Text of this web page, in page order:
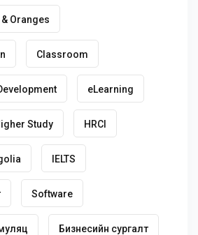
Oranges
Classroom
eLearning
Study HRCI
IELTS
Software
Бизнесийн сургалт